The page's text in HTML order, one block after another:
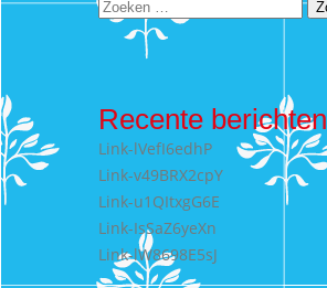
Zoeken
naar:
Recente berichten
Link-lVefI6edhP
Link-v49BRX2cpY
Link-u1QItxgG6E
Link-IsSaZ6yeXn
Link-lW8698E5sJ